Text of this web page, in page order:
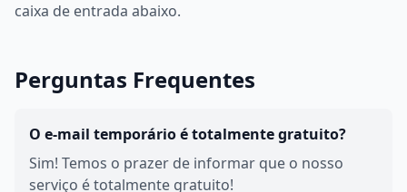
caixa de entrada abaixo.
Perguntas Frequentes
O e-mail temporário é totalmente gratuito?
Sim! Temos o prazer de informar que o nosso
serviço é totalmente gratuito!